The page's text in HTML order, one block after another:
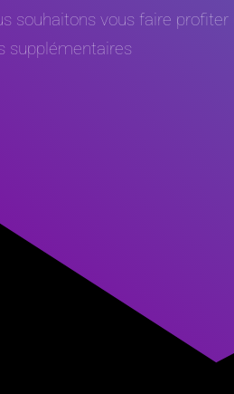
souhaitons vous faire
supplémentaires